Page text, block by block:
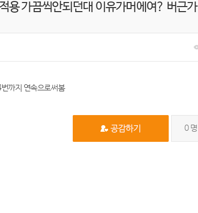
용 가끔씩안되던대 이유가머에여? 버근가
까지 연속으로써봄
0명